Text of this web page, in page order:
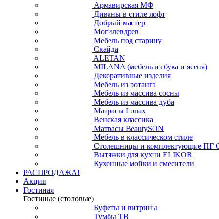
Армавирская МФ
Диваны в стиле лофт
Добрый мастер
Могилевдрев
Мебель под старину
Скайда
ALETAN
MILANA (мебель из бука и ясеня)
Декоративные изделия
Мебель из ротанга
Мебель из массива сосны
Мебель из массива дуба
Матрасы Lonax
Венская классика
Матрасы BeautySON
Мебель в классическом стиле
Столешницы и комплектующие ПГ
Вытяжки для кухни ELIKOR
Кухонные мойки и смесители
РАСПРОДАЖА!
Акции
Гостиная
Гостиные (столовые)
Буфеты и витрины
Тумбы ТВ